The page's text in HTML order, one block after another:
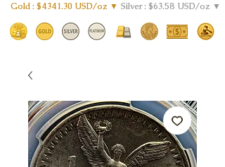
Gold : $4341.30 USD/oz ▼ Silver : $63.58 USD/oz ▼